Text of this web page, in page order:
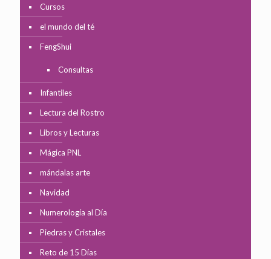
Cursos
el mundo del té
FengShui
Consultas
Infantiles
Lectura del Rostro
Libros y Lecturas
Mágica PNL
mándalas arte
Navidad
Numerología al Día
Piedras y Cristales
Reto de 15 Días